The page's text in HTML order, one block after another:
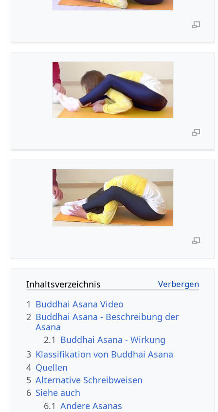
Inhaltsverzeichnis
1 Buddhai Asana Video
2 Buddhai Asana - Beschreibung der
Asana
2.1 Buddhai Asana - Wirkung
3 Klassifikation von Buddhai Asana
4 Quellen
5 Alternative Schreibweisen
6 Siehe auch
6.1 Andere Asanas